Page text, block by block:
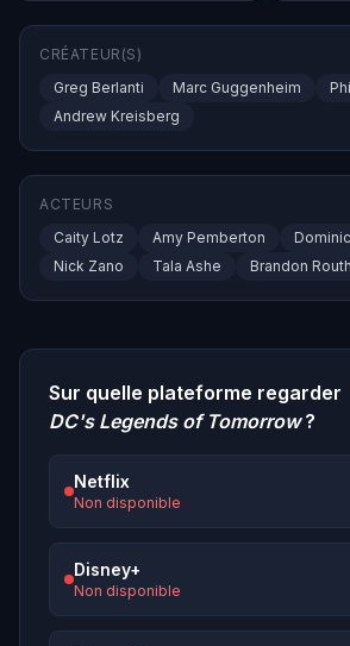
CRÉATEUR(S)
Greg Berlanti
Marc Guggenheim
Andrew Kreisberg
ACTEURS
Caity Lotz
Amy Pemberton
Nick Zano
Tala Ashe Brandon Routh
Sur quelle plateforme regarder
DC's Legends of Tomorrow?
Netflix
Non disponible
Disney+
Non disponible